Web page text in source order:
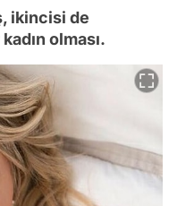
ikincisi de
olması.